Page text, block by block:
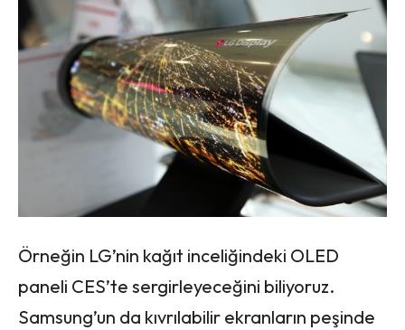
Örneğin LG’nin kağıt inceliğindeki OLED
paneli CES’te sergirleyeceğini biliyoruz.
Samsung’un da kıvrılabilir ekranların peşinde